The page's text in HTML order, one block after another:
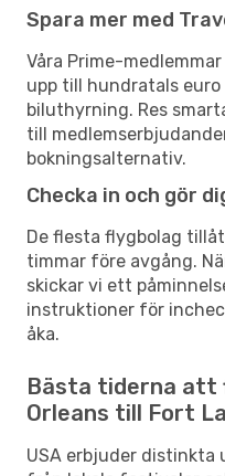
Spara mer med
Våra Prime-
upp till hundratals
biluthyrning. Res
till
bokningsalternativ.
Checka in och gör
De flesta flygbolag
timmar före avgång.
skickar vi ett
instruktioner för
åka.
Bästa tiderna att
Orleans till Fort
USA erbjuder distinkta